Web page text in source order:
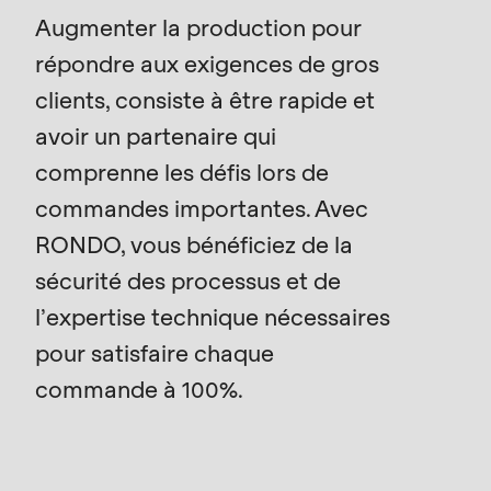
Etats-Unis · FR
Events
Newsletter
deprecated
in
Drupal\rondo_contact\ContactService-
>Drupal\rondo_contact\
(line
592
of
modules/custom/rondo_contact/src/
function:
Augmenter la production pour
répondre aux exigences de gros
clients, consiste à être rapide et
avoir un partenaire qui
comprenne les défis lors de
commandes importantes. Avec
RONDO, vous bénéficiez de la
sécurité des processus et de
l’expertise technique nécessaires
pour satisfaire chaque
commande à 100%.